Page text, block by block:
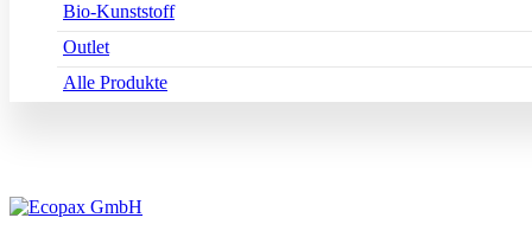
Bio-Kunststoff
Outlet
Alle Produkte